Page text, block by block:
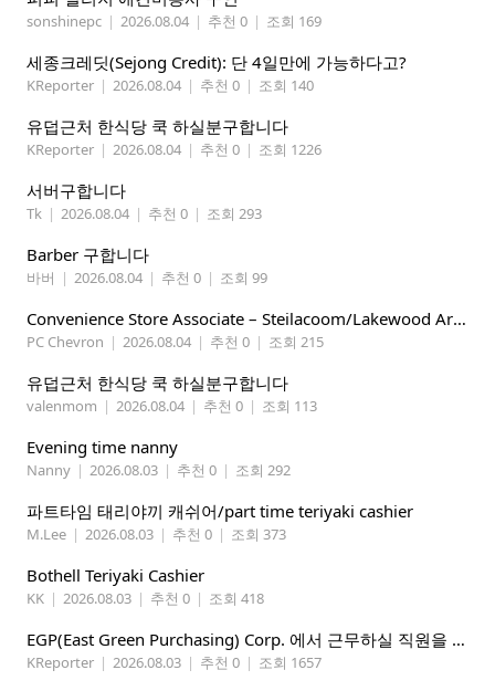
sonshinepc | 2026.08.04 | 추천 0 | 조회 169
세종크레딧(Sejong Credit): 단 4일만에 가능하다고?
KReporter | 2026.08.04 | 추천 0 | 조회 140
유덥근처 한식당 쿡 하실분구합니다
KReporter | 2026.08.04 | 추천 0 | 조회 1226
서버구합니다
Tk | 2026.08.04 | 추천 0 | 조회 293
Barber 구합니다
바버 | 2026.08.04 | 추천 0 | 조회 99
Convenience Store Associate – Steilacoom/Lakewood Area, $19 -$21/hr
PC Chevron | 2026.08.04 | 추천 0 | 조회 215
유덥근처 한식당 쿡 하실분구합니다
valenmom | 2026.08.04 | 추천 0 | 조회 113
Evening time nanny
Nanny | 2026.08.03 | 추천 0 | 조회 292
파트타임 태리야끼 캐쉬어/part time teriyaki cashier
M.Lee | 2026.08.03 | 추천 0 | 조회 373
Bothell Teriyaki Cashier
KK | 2026.08.03 | 추천 0 | 조회 418
EGP(East Green Purchasing) Corp. 에서 근무하실 직원을 아래와 같이 모집합니다.
KReporter | 2026.08.03 | 추천 0 | 조회 1657